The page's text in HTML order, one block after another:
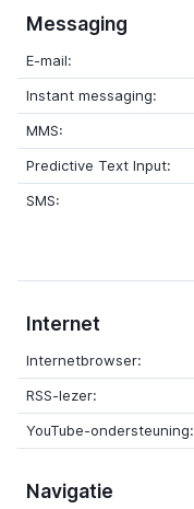
Messaging
E-mail:
Instant messaging:
MMS:
Predictive Text Input:
SMS:
Internet
Internetbrowser:
RSS-lezer:
YouTube-ondersteuning:
Navigatie